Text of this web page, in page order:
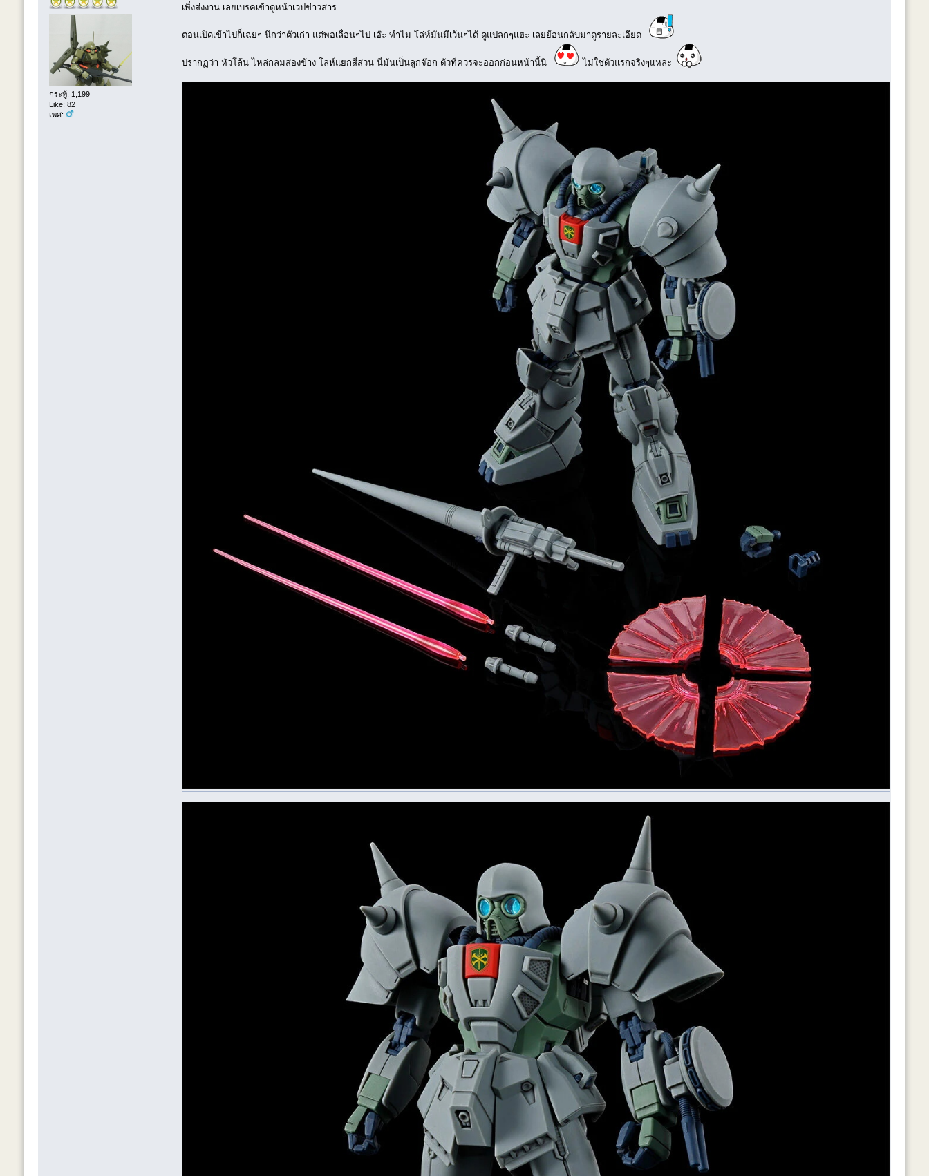
กระทู้: 1,199
Like: 82
เพศ:
เพิ่งส่งงาน เลยเบรคเข้าดูหน้าเวปข่าวสาร
ตอนเปิดเข้าไปก็เฉยๆ นึกว่าตัวเก่า แต่พอเลื่อนๆไป เอ๊ะ ทำไม โล่ห์มันมีเว้นๆได้ ดูแปลกๆแฮะ เลยย้อนกลับมาดูรายละเอียด
ปรากฏว่า หัวโล้น ไหล่กลมสองข้าง โล่ห์แยกสี่ส่วน นี่มันเป็นลูกจ๊อก ตัวที่ควรจะออกก่อนหน้านี้นิ ไม่ใช่ตัวแรกจริงๆแหละ